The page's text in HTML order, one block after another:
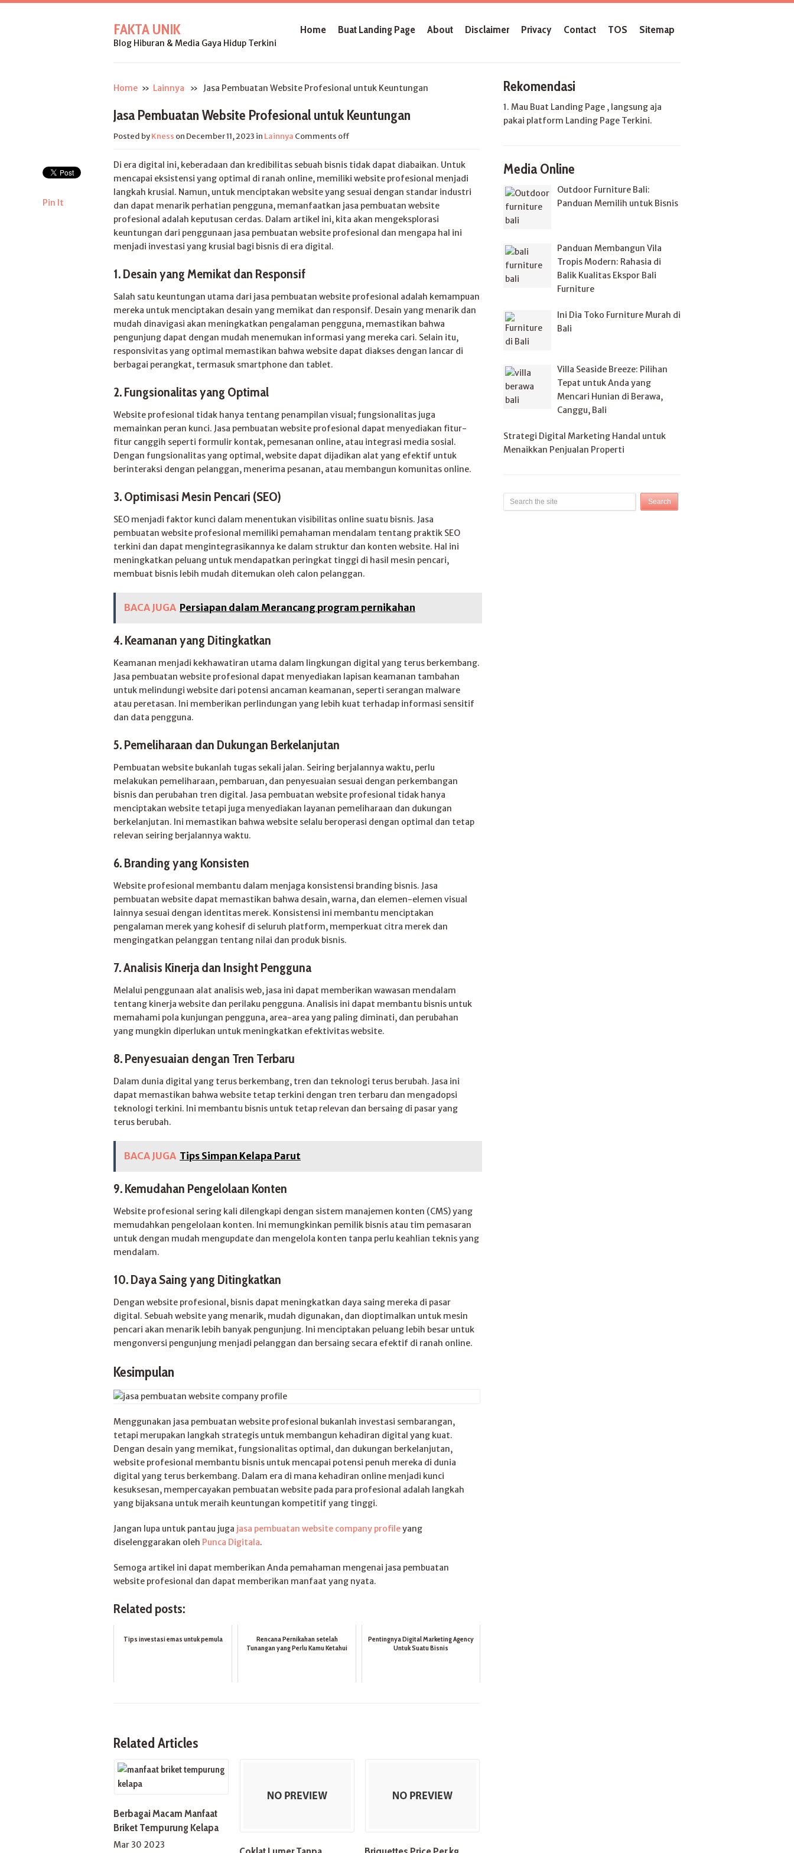
FAKTA UNIK
Blog Hiburan & Media Gaya Hidup Terkini
Home Buat Landing Page About Disclaimer Privacy Contact TOS Sitemap
Home » Lainnya » Jasa Pembuatan Website Profesional untuk Keuntungan
Jasa Pembuatan Website Profesional untuk Keuntungan
Posted byKness on December 11, 2023 in Lainnya Comments off
Pin It
Di era digital ini, keberadaan dan kredibilitas sebuah bisnis tidak dapat diabaikan. Untuk
mencapai eksistensi yang optimal di ranah online, memiliki website profesional menjadi
langkah krusial. Namun, untuk menciptakan website yang sesuai dengan standar industri
dan dapat menarik perhatian pengguna, memanfaatkan jasa pembuatan website
profesional adalah keputusan cerdas. Dalam artikel ini, kita akan mengeksplorasi
keuntungan dari penggunaan jasa pembuatan website profesional dan mengapa hal ini
menjadi investasi yang krusial bagi bisnis di era digital.
1. Desain yang Memikat dan Responsif
Salah satu keuntungan utama dari jasa pembuatan website profesional adalah kemampuan
mereka untuk menciptakan desain yang memikat dan responsif. Desain yang menarik dan
mudah dinavigasi akan meningkatkan pengalaman pengguna, memastikan bahwa
pengunjung dapat dengan mudah menemukan informasi yang mereka cari. Selain itu,
responsivitas yang optimal memastikan bahwa website dapat diakses dengan lancar di
berbagai perangkat, termasuk smartphone dan tablet.
2. Fungsionalitas yang Optimal
Website profesional tidak hanya tentang penampilan visual; fungsionalitas juga
memainkan peran kunci. Jasa pembuatan website profesional dapat menyediakan fitur-
fitur canggih seperti formulir kontak, pemesanan online, atau integrasi media sosial.
Dengan fungsionalitas yang optimal, website dapat dijadikan alat yang efektif untuk
berinteraksi dengan pelanggan, menerima pesanan, atau membangun komunitas online.
3. Optimisasi Mesin Pencari (SEO)
SEO menjadi faktor kunci dalam menentukan visibilitas online suatu bisnis. Jasa
pembuatan website profesional memiliki pemahaman mendalam tentang praktik SEO
terkini dan dapat mengintegrasikannya ke dalam struktur dan konten website. Hal ini
meningkatkan peluang untuk mendapatkan peringkat tinggi di hasil mesin pencari,
membuat bisnis lebih mudah ditemukan oleh calon pelanggan.
BACA JUGA Persiapan dalam Merancang program pernikahan
4. Keamanan yang Ditingkatkan
Keamanan menjadi kekhawatiran utama dalam lingkungan digital yang terus berkembang.
Jasa pembuatan website profesional dapat menyediakan lapisan keamanan tambahan
untuk melindungi website dari potensi ancaman keamanan, seperti serangan malware
atau peretasan. Ini memberikan perlindungan yang lebih kuat terhadap informasi sensitif
dan data pengguna.
5. Pemeliharaan dan Dukungan Berkelanjutan
Pembuatan website bukanlah tugas sekali jalan. Seiring berjalannya waktu, perlu
melakukan pemeliharaan, pembaruan, dan penyesuaian sesuai dengan perkembangan
bisnis dan perubahan tren digital. Jasa pembuatan website profesional tidak hanya
menciptakan website tetapi juga menyediakan layanan pemeliharaan dan dukungan
berkelanjutan. Ini memastikan bahwa website selalu beroperasi dengan optimal dan tetap
relevan seiring berjalannya waktu.
6. Branding yang Konsisten
Website profesional membantu dalam menjaga konsistensi branding bisnis. Jasa
pembuatan website dapat memastikan bahwa desain, warna, dan elemen-elemen visual
lainnya sesuai dengan identitas merek. Konsistensi ini membantu menciptakan
pengalaman merek yang kohesif di seluruh platform, memperkuat citra merek dan
mengingatkan pelanggan tentang nilai dan produk bisnis.
7. Analisis Kinerja dan Insight Pengguna
Melalui penggunaan alat analisis web, jasa ini dapat memberikan wawasan mendalam
tentang kinerja website dan perilaku pengguna. Analisis ini dapat membantu bisnis untuk
memahami pola kunjungan pengguna, area-area yang paling diminati, dan perubahan
yang mungkin diperlukan untuk meningkatkan efektivitas website.
8. Penyesuaian dengan Tren Terbaru
Dalam dunia digital yang terus berkembang, tren dan teknologi terus berubah. Jasa ini
dapat memastikan bahwa website tetap terkini dengan tren terbaru dan mengadopsi
teknologi terkini. Ini membantu bisnis untuk tetap relevan dan bersaing di pasar yang
terus berubah.
BACA JUGA Tips Simpan Kelapa Parut
9. Kemudahan Pengelolaan Konten
Website profesional sering kali dilengkapi dengan sistem manajemen konten (CMS) yang
memudahkan pengelolaan konten. Ini memungkinkan pemilik bisnis atau tim pemasaran
untuk dengan mudah mengupdate dan mengelola konten tanpa perlu keahlian teknis yang
mendalam.
10. Daya Saing yang Ditingkatkan
Dengan website profesional, bisnis dapat meningkatkan daya saing mereka di pasar
digital. Sebuah website yang menarik, mudah digunakan, dan dioptimalkan untuk mesin
pencari akan menarik lebih banyak pengunjung. Ini menciptakan peluang lebih besar untuk
mengonversi pengunjung menjadi pelanggan dan bersaing secara efektif di ranah online.
Kesimpulan
Menggunakan jasa pembuatan website profesional bukanlah investasi sembarangan,
tetapi merupakan langkah strategis untuk membangun kehadiran digital yang kuat.
Dengan desain yang memikat, fungsionalitas optimal, dan dukungan berkelanjutan,
website profesional membantu bisnis untuk mencapai potensi penuh mereka di dunia
digital yang terus berkembang. Dalam era di mana kehadiran online menjadi kunci
kesuksesan, mempercayakan pembuatan website pada para profesional adalah langkah
yang bijaksana untuk meraih keuntungan kompetitif yang tinggi.
Jangan lupa untuk pantau juga jasa pembuatan website company profileyang
diselenggarakan oleh Punca Digitala.
Semoga artikel ini dapat memberikan Anda pemahaman mengenai jasa pembuatan
website profesional dan dapat memberikan manfaat yang nyata.
Related posts:
Tips investasi emas untuk pemula
Rencana Pernikahan setelah
Tunangan yang Perlu Kamu Ketahui
Pentingnya Digital Marketing Agency
Untuk Suatu Bisnis
Related Articles
Berbagai Macam Manfaat
Briket Tempurung Kelapa
Mar 30 2023
Rekomendasi
1. Mau Buat Landing Page, langsung aja
pakai platform Landing Page Terkini.
Media Online
Outdoor Furniture Bali:
Panduan Memilih untuk Bisnis
Panduan Membangun Vila
Tropis Modern: Rahasia di
Balik Kualitas Ekspor Bali
Furniture
Ini Dia Toko Furniture Murah di
Bali
Villa Seaside Breeze: Pilihan
Tepat untuk Anda yang
Mencari Hunian di Berawa,
Canggu, Bali
Strategi Digital Marketing Handal untuk
Menaikkan Penjualan Properti